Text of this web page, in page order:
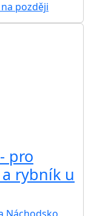
později
pro
rybník u